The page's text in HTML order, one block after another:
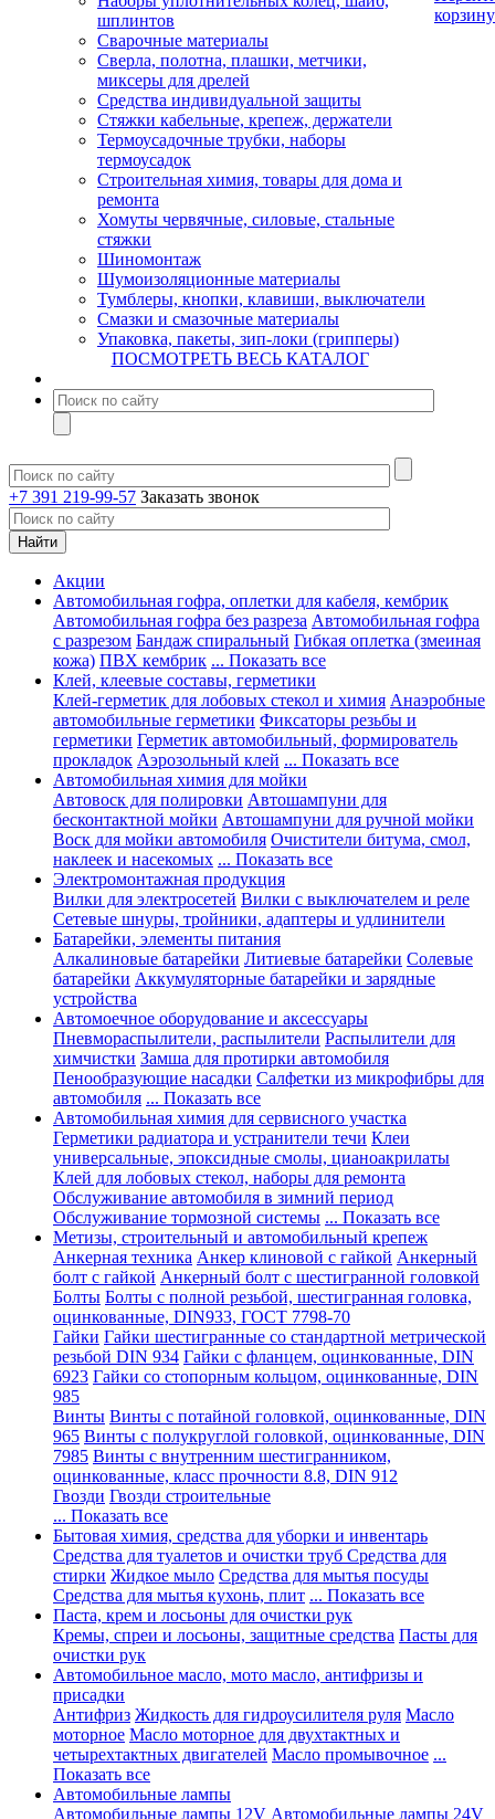
шплинтов
Сварочные материалы
Сверла, полотна, плашки, метчики,
миксеры для дрелей
Средства индивидуальной защиты
Стяжки кабельные, крепеж, держатели
Термоусадочные трубки, наборы
термоусадок
Строительная химия, товары для дома и
ремонта
Хомуты червячные, силовые, стальные
стяжки
Шиномонтаж
Шумоизоляционные материалы
Тумблеры, кнопки, клавиши, выключатели
Смазки и смазочные материалы
Упаковка, пакеты, зип-локи (грипперы)
ПОСМОТРЕТЬ ВЕСЬ КАТАЛОГ
+7 391 219-99-57 Заказать звонок
корзину
Акции
Автомобильная гофра, оплетки для кабеля, кембрик
Автомобильная гофра без разреза Автомобильная гофра
с разрезом Бандаж спиральный Гибкая оплетка (змеиная
кожа) ПВХ кембрик ... Показать все
Клей, клеевые составы, герметики
Клей-герметик для лобовых стекол и химия Анаэробные
автомобильные герметики Фиксаторы резьбы и
герметики Герметик автомобильный, формирователь
прокладок Аэрозольный клей ... Показать все
Автомобильная химия для мойки
Автовоск для полировки Автошампуни для
бесконтактной мойки Автошампуни для ручной мойки
Воск для мойки автомобиля Очистители битума, смол,
наклеек и насекомых ... Показать все
Электромонтажная продукция
Вилки для электросетей Вилки с выключателем и реле
Сетевые шнуры, тройники, адаптеры и удлинители
Батарейки, элементы питания
Алкалиновые батарейки Литиевые батарейки Солевые
батарейки Аккумуляторные батарейки и зарядные
устройства
Автомоечное оборудование и аксессуары
Пневмораспылители, распылители Распылители для
химчистки Замша для протирки автомобиля
Пенообразующие насадки Салфетки из микрофибры для
автомобиля ... Показать все
Автомобильная химия для сервисного участка
Герметики радиатора и устранители течи Клеи
универсальные, эпоксидные смолы, цианоакрилаты
Клей для лобовых стекол, наборы для ремонта
Обслуживание автомобиля в зимний период
Обслуживание тормозной системы ... Показать все
Метизы, строительный и автомобильный крепеж
Анкерная техника Анкер клиновой с гайкой Анкерный
болт с гайкой Анкерный болт с шестигранной головкой
Болты Болты с полной резьбой, шестигранная головка,
оцинкованные, DIN933, ГОСТ 7798-70
Гайки Гайки шестигранные со стандартной метрической
резьбой DIN 934 Гайки с фланцем, оцинкованные, DIN
6923 Гайки со стопорным кольцом, оцинкованные, DIN
985
Винты Винты с потайной головкой, оцинкованные, DIN
965 Винты с полукруглой головкой, оцинкованные, DIN
7985 Винты с внутренним шестигранником,
оцинкованные, класс прочности 8.8, DIN 912
Гвозди Гвозди строительные
... Показать все
Бытовая химия, средства для уборки и инвентарь
Средства для туалетов и очистки труб Средства для
стирки Жидкое мыло Средства для мытья посуды
Средства для мытья кухонь, плит ... Показать все
Паста, крем и лосьоны для очистки рук
Кремы, спреи и лосьоны, защитные средства Пасты для
очистки рук
Автомобильное масло, мото масло, антифризы и
присадки
Антифриз Жидкость для гидроусилителя руля Масло
моторное Масло моторное для двухтактных и
четырехтактных двигателей Масло промывочное ...
Показать все
Автомобильные лампы
Автомобильные лампы 12V Автомобильные лампы 24V